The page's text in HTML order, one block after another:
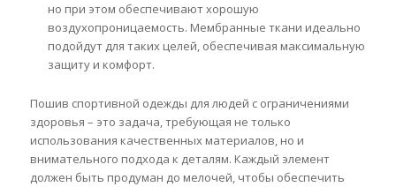
но при этом обеспечивают хорошую
воздухопроницаемость. Мембранные ткани идеально
подойдут для таких целей, обеспечивая максимальную
защиту и комфорт.
Пошив спортивной одежды для людей с ограничениями
здоровья – это задача, требующая не только
использования качественных материалов, но и
внимательного подхода к деталям. Каждый элемент
должен быть продуман до мелочей, чтобы обеспечить